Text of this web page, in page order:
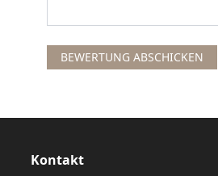
BEWERTUNG ABSCHICKEN
Kontakt